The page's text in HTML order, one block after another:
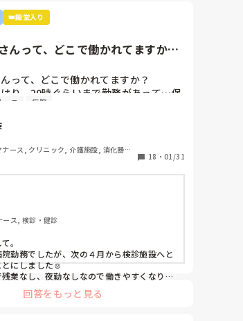
多発したことや情報収集ができていな
のつながりが無かったことは自分でも
すし、今後成長させていきたいなと思っ
す。
人か相談しましたが『ぶっちゃけそこ
てることも確かに理解できますが
り健診センターや外来にはあまり魅力
ですし、病棟での臨床経験を積んで学ん
気持ちがあります。
外来や健診センターで我慢する
。
身に合った病棟への異動か転職がいいので
に行かされてしまうものですが(>_<)
いろいろ取り組んでいることが違うので、
されます。
👑殿堂入り
んって、どこで働かれてますか？
って、どこで働かれてますか？
り、20時ぐらいまで勤務があって…保
が間に合わないことが多くて…
ース 病院
ナース, クリニック, 介護施設, 消化器外
18 ・ 01/31
ース, 検診・健診
。
勤務でしたが、次の４月から検診施設へと
とにしました☺️
残業なし、夜勤なしなので働きやすくなりそ
さん小さいと悩みますよね😢
回答をもっと見る